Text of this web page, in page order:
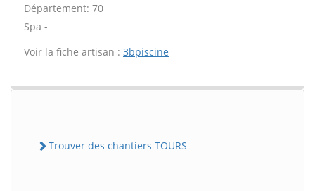
Département: 70
Spa -
Voir la fiche artisan : 3bpiscine
Trouver des chantiers TOURS